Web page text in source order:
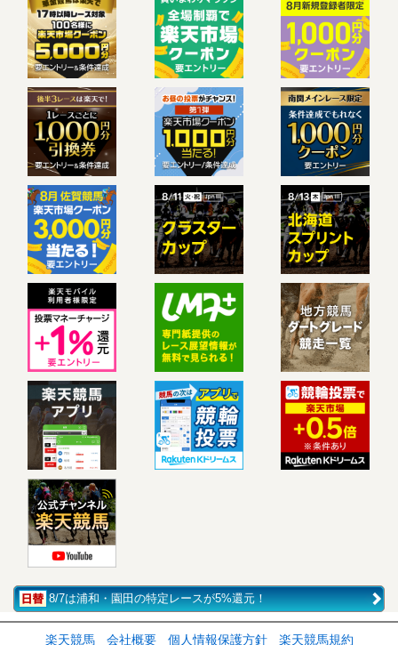
8/7は浦和・園田の特定レースが5%還元！
楽天競馬 会社概要 個人情報保護方針 楽天競馬規約